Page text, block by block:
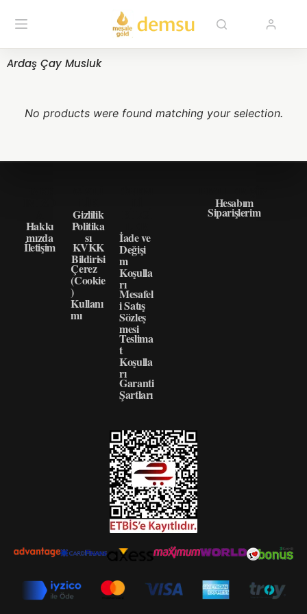
Ardaş Çay Musluk
No products were found matching your selection.
Hakkı
mızda
İletişim
Gizlilik
Politika
sı
KVKK
Bildirisi
Çerez
(Cookie
)
Kullanı
mı
İade ve
Değişi
m
Koşulla
rı
Mesafel
i Satış
Sözleş
mesi
Teslima
t
Koşulla
rı
Garanti
Şartları
Hesabım
Siparişlerim